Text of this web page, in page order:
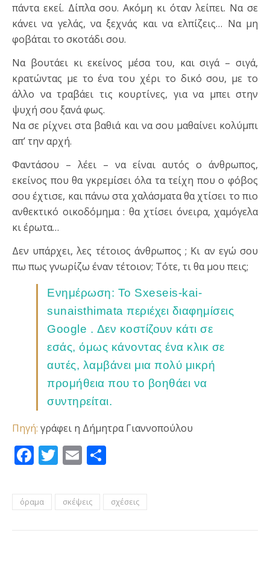
πάντα εκεί. Δίπλα σου. Ακόμη κι όταν λείπει. Να σε
κάνει να γελάς, να ξεχνάς και να ελπίζεις… Να μη
φοβάται το σκοτάδι σου.
Να βουτάει κι εκείνος μέσα του, και σιγά – σιγά,
κρατώντας με το ένα του χέρι το δικό σου, με το
άλλο να τραβάει τις κουρτίνες, για να μπει στην
ψυχή σου ξανά φως.
Να σε ρίχνει στα βαθιά και να σου μαθαίνει κολύμπι
απ’ την αρχή.
Φαντάσου – λέει – να είναι αυτός ο άνθρωπος,
εκείνος που θα γκρεμίσει όλα τα τείχη που ο φόβος
σου έχτισε, και πάνω στα χαλάσματα θα χτίσει το πιο
ανθεκτικό οικοδόμημα : θα χτίσει όνειρα, χαμόγελα
κι έρωτα…
Δεν υπάρχει, λες τέτοιος άνθρωπος ; Κι αν εγώ σου
πω πως γνωρίζω έναν τέτοιον; Τότε, τι θα μου πεις;
Ενημέρωση: Το Sxeseis-kai-
sunaisthimata περιέχει διαφημίσεις
Google . Δεν κοστίζουν κάτι σε
εσάς, όμως κάνοντας ένα κλικ σε
αυτές, λαμβάνει μια πολύ μικρή
προμήθεια που το βοηθάει να
συντηρείται.
Πηγή: γράφει η Δήμητρα Γιαννοπούλου
Facebook
Twitter
Email
όραμα σκέψεις σχέσεις